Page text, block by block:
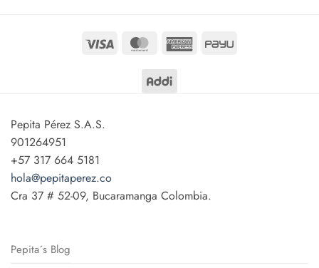
Visa MasterCardAmericanPayU
Pepita Pérez S.A.S.
901264951
+57 317 664 5181
hola@pepitaperez.co
Cra 37 # 52-09, Bucaramanga Colombia.
Pepita´s Blog